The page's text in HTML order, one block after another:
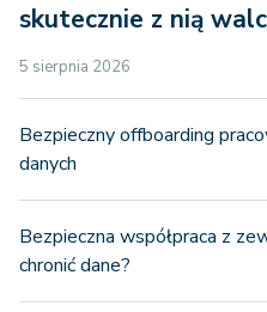
skutecznie z nią
5 sierpnia 2026
Bezpieczny offboarding
danych
Bezpieczna współpraca z
chronić dane?